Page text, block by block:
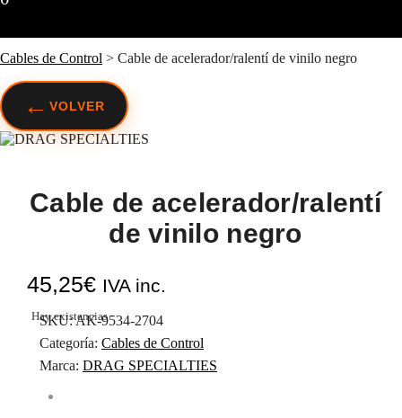
Cables de Control > Cable de acelerador/ralentí de vinilo negro
← VOLVER
Cable de acelerador/ralentí
de vinilo negro
45,25€ IVA inc.
Hay existencias
SKU:AK-9534-2704
Categoría: Cables de Control
Marca: DRAG SPECIALTIES